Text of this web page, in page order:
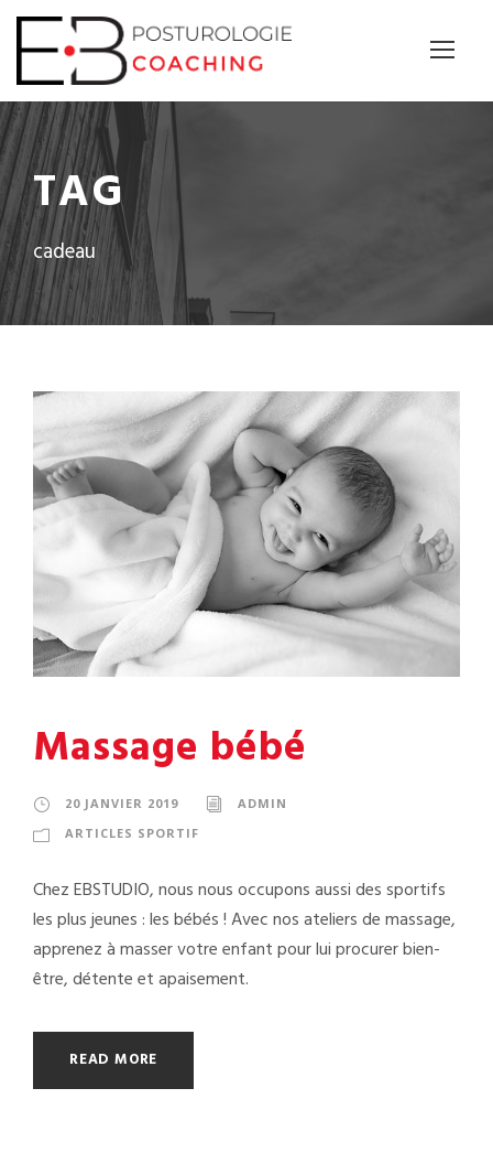
TAG
cadeau
Massage bébé
20 JANVIER 2019
ADMIN
ARTICLES SPORTIF
Chez EBSTUDIO, nous nous occupons aussi des sportifs
les plus jeunes : les bébés ! Avec nos ateliers de massage,
apprenez à masser votre enfant pour lui procurer bien-
être, détente et apaisement.
READ MORE
Panneau de gestion des cookies